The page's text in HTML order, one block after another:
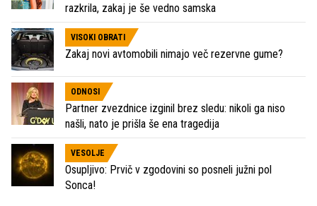
razkrila, zakaj je še vedno samska
VISOKI OBRATI
Zakaj novi avtomobili nimajo več rezervne gume?
ODNOSI
Partner zvezdnice izginil brez sledu: nikoli ga niso
našli, nato je prišla še ena tragedija
VESOLJE
Osupljivo: Prvič v zgodovini so posneli južni pol
Sonca!